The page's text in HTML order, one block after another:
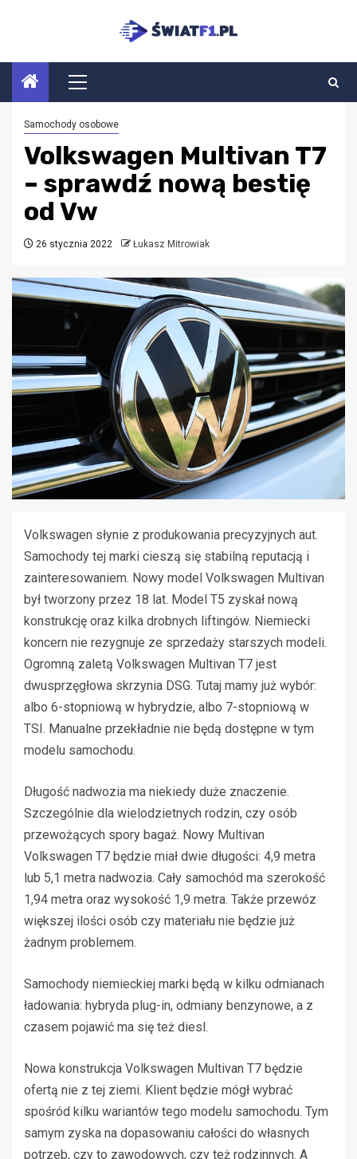
Menu
główne
Samochody osobowe
Volkswagen Multivan T7
– sprawdź nową bestię
od Vw
26 stycznia 2022 Łukasz Mitrowiak
Volkswagen słynie z produkowania precyzyjnych aut.
Samochody tej marki cieszą się stabilną reputacją i
zainteresowaniem. Nowy model Volkswagen Multivan
był tworzony przez 18 lat. Model T5 zyskał nową
konstrukcję oraz kilka drobnych liftingów. Niemiecki
koncern nie rezygnuje ze sprzedaży starszych modeli.
Ogromną zaletą Volkswagen Multivan T7 jest
dwusprzęgłowa skrzynia DSG. Tutaj mamy już wybór:
albo 6-stopniową w hybrydzie, albo 7-stopniową w
TSI. Manualne przekładnie nie będą dostępne w tym
modelu samochodu.
Długość nadwozia ma niekiedy duże znaczenie.
Szczególnie dla wielodzietnych rodzin, czy osób
przewożących spory bagaż. Nowy Multivan
Volkswagen T7 będzie miał dwie długości: 4,9 metra
lub 5,1 metra nadwozia. Cały samochód ma szerokość
1,94 metra oraz wysokość 1,9 metra. Także przewóz
większej ilości osób czy materiału nie będzie już
żadnym problemem.
Samochody niemieckiej marki będą w kilku odmianach
ładowania: hybryda plug-in, odmiany benzynowe, a z
czasem pojawić ma się też diesl.
Nowa konstrukcja Volkswagen Multivan T7 będzie
ofertą nie z tej ziemi. Klient będzie mógł wybrać
spośród kilku wariantów tego modelu samochodu. Tym
samym zyska na dopasowaniu całości do własnych
potrzeb, czy to zawodowych, czy też rodzinnych. A